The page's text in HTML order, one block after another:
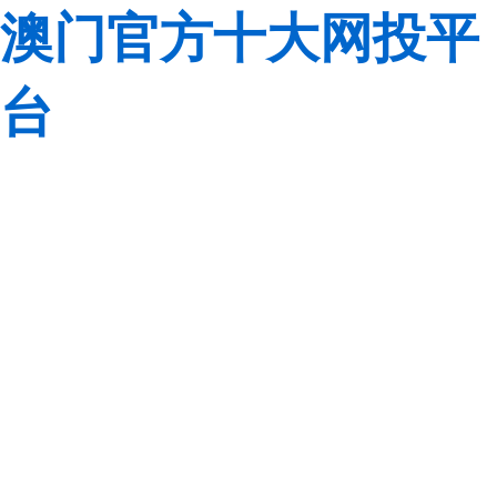
澳门官方十大网投平
台